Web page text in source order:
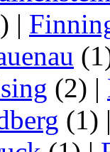
|
(2) |
(1)